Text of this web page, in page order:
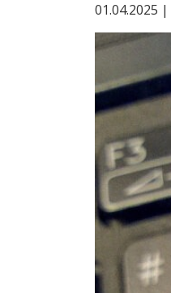
01.04.2025 |